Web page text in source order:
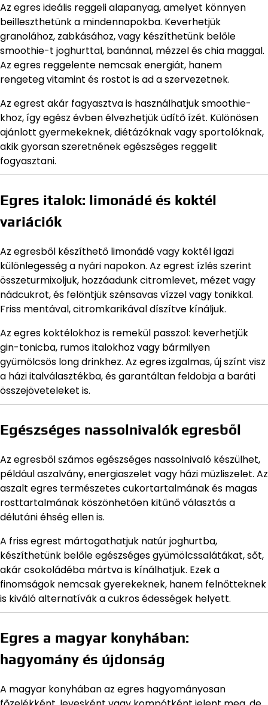
Az egres ideális reggeli alapanyag, amelyet könnyen
beilleszthetünk a mindennapokba. Keverhetjük
granolához, zabkásához, vagy készíthetünk belőle
smoothie-t joghurttal, banánnal, mézzel és chia maggal.
Az egres reggelente nemcsak energiát, hanem
rengeteg vitamint és rostot is ad a szervezetnek.
Az egrest akár fagyasztva is használhatjuk smoothie-
khoz, így egész évben élvezhetjük üdítő ízét. Különösen
ajánlott gyermekeknek, diétázóknak vagy sportolóknak,
akik gyorsan szeretnének egészséges reggelit
fogyasztani.
Egres italok: limonádé és koktél
variációk
Az egresből készíthető limonádé vagy koktél igazi
különlegesség a nyári napokon. Az egrest ízlés szerint
összeturmixoljuk, hozzáadunk citromlevet, mézet vagy
nádcukrot, és felöntjük szénsavas vízzel vagy tonikkal.
Friss mentával, citromkarikával díszítve kínáljuk.
Az egres koktélokhoz is remekül passzol: keverhetjük
gin-tonicba, rumos italokhoz vagy bármilyen
gyümölcsös long drinkhez. Az egres izgalmas, új színt visz
a házi italválasztékba, és garantáltan feldobja a baráti
összejöveteleket is.
Egészséges nassolnivalók egresből
Az egresből számos egészséges nassolnivaló készülhet,
például aszalvány, energiaszelet vagy házi müzliszelet. Az
aszalt egres természetes cukortartalmának és magas
rosttartalmának köszönhetően kitűnő választás a
délutáni éhség ellen is.
A friss egrest mártogathatjuk natúr joghurtba,
készíthetünk belőle egészséges gyümölcssalátákat, sőt,
akár csokoládéba mártva is kínálhatjuk. Ezek a
finomságok nemcsak gyerekeknek, hanem felnőtteknek
is kiváló alternatívák a cukros édességek helyett.
Egres a magyar konyhában:
hagyomány és újdonság
A magyar konyhában az egres hagyományosan